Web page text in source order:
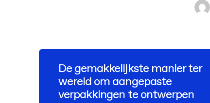
De gemakkelijkste manier ter
wereld om aangepaste
verpakkingen te ontwerpen